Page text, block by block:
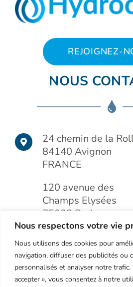
Nous respectons votre vie
Nous utilisons des cookies pour
navigation, diffuser des publicités ou
personnalisés et analyser notre
accepter », vous consentez à notre
REJOIGNEZ-
NOUS
24 chemin de la
84140 Avignon
FRANCE
120 avenue des
Champs Elysées
75008 Paris
FRANCE
+